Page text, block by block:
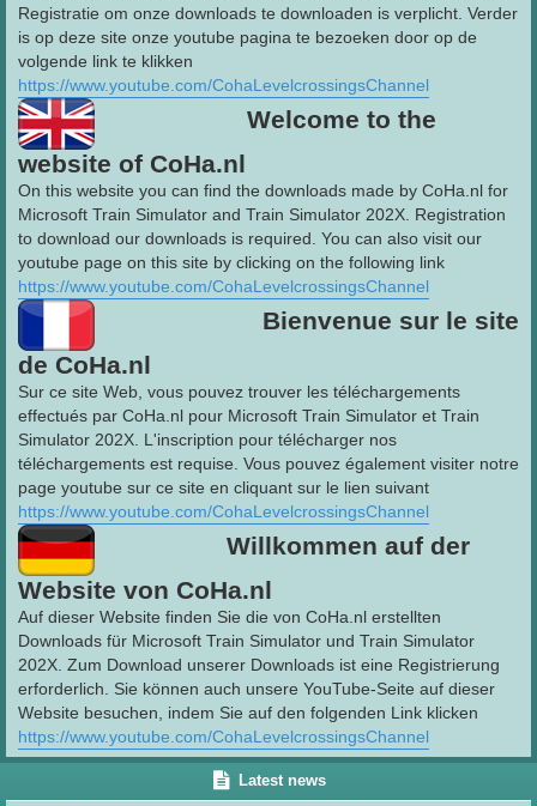
Registratie om onze downloads te downloaden is verplicht. Verder
is op deze site onze youtube pagina te bezoeken door op de
volgende link te klikken
https://www.youtube.com/CohaLevelcrossingsChannel
Welcome to the
website of CoHa.nl
On this website you can find the downloads made by CoHa.nl for
Microsoft Train Simulator and Train Simulator 202X. Registration
to download our downloads is required. You can also visit our
youtube page on this site by clicking on the following link
https://www.youtube.com/CohaLevelcrossingsChannel
Bienvenue sur le site
de CoHa.nl
Sur ce site Web, vous pouvez trouver les téléchargements
effectués par CoHa.nl pour Microsoft Train Simulator et Train
Simulator 202X. L'inscription pour télécharger nos
téléchargements est requise. Vous pouvez également visiter notre
page youtube sur ce site en cliquant sur le lien suivant
https://www.youtube.com/CohaLevelcrossingsChannel
Willkommen auf der
Website von CoHa.nl
Auf dieser Website finden Sie die von CoHa.nl erstellten
Downloads für Microsoft Train Simulator und Train Simulator
202X. Zum Download unserer Downloads ist eine Registrierung
erforderlich. Sie können auch unsere YouTube-Seite auf dieser
Website besuchen, indem Sie auf den folgenden Link klicken
https://www.youtube.com/CohaLevelcrossingsChannel
Latest news